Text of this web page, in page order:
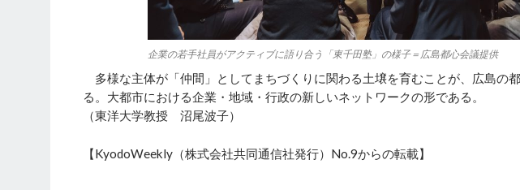
企業の若手社員がアクティブに語り合う「東千田塾」の様子＝広島都心会議提供
多様な主体が「仲間」としてまちづくりに関わる土壌を育むことが、広島の
る。大都市における企業・地域・行政の新しいネットワークの形である。
（東洋大学教授 沼尾波子）
【KyodoWeekly（株式会社共同通信社発行）No.9からの転載】